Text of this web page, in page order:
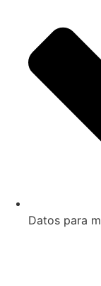
Datos para